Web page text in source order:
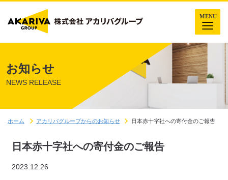
お知らせ
NEWS RELEASE
ホーム アカリバグループからのお知らせ 日本赤十字社への寄付金のご報告
日本赤十字社への寄付金のご報告
2023.12.26